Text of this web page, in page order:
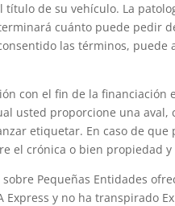
título de su vehículo. La
cuánto puede pedir
las términos,
con el fin de la
usted proporcione una
etiquetar. En caso de
el crónica o bien propiedad
Pequeñas Entidades
Express y no ha transpirado